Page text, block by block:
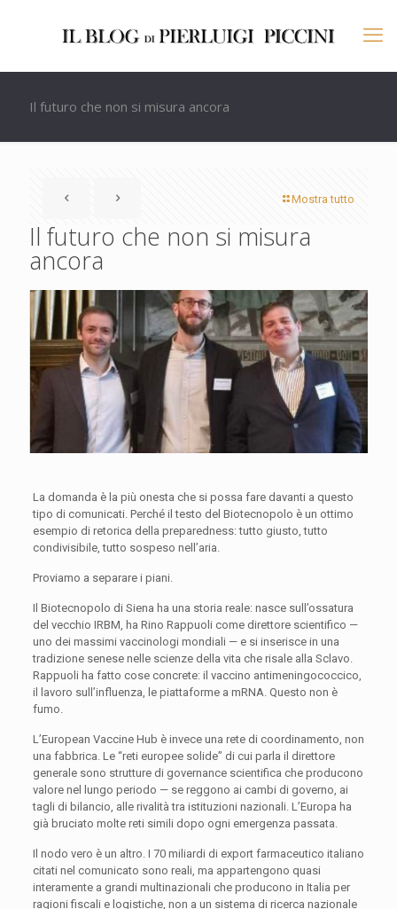
Il futuro che non si misura ancora
Mostra tutto
Il futuro che non si misura
ancora
La domanda è la più onesta che si possa fare davanti a questo
tipo di comunicati. Perché il testo del Biotecnopolo è un ottimo
esempio di retorica della preparedness: tutto giusto, tutto
condivisibile, tutto sospeso nell’aria.
Proviamo a separare i piani.
Il Biotecnopolo di Siena ha una storia reale: nasce sull’ossatura
del vecchio IRBM, ha Rino Rappuoli come direttore scientifico —
uno dei massimi vaccinologi mondiali — e si inserisce in una
tradizione senese nelle scienze della vita che risale alla Sclavo.
Rappuoli ha fatto cose concrete: il vaccino antimeningococcico,
il lavoro sull’influenza, le piattaforme a mRNA. Questo non è
fumo.
L’European Vaccine Hub è invece una rete di coordinamento, non
una fabbrica. Le “reti europee solide” di cui parla il direttore
generale sono strutture di governance scientifica che producono
valore nel lungo periodo — se reggono ai cambi di governo, ai
tagli di bilancio, alle rivalità tra istituzioni nazionali. L’Europa ha
già bruciato molte reti simili dopo ogni emergenza passata.
Il nodo vero è un altro. I 70 miliardi di export farmaceutico italiano
citati nel comunicato sono reali, ma appartengono quasi
interamente a grandi multinazionali che producono in Italia per
ragioni fiscali e logistiche, non a un sistema di ricerca nazionale